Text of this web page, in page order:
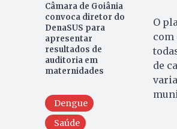
Câmara de Goiânia
convoca diretor do
DenaSUS para
apresentar
resultados de
auditoria em
maternidades
Dengue
Saúde
O
com
de